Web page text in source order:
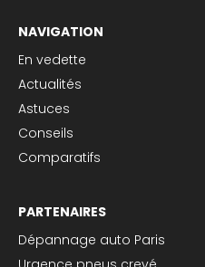
NAVIGATION
En vedette
Actualités
Astuces
Conseils
Comparatifs
PARTENAIRES
Dépannage auto Paris